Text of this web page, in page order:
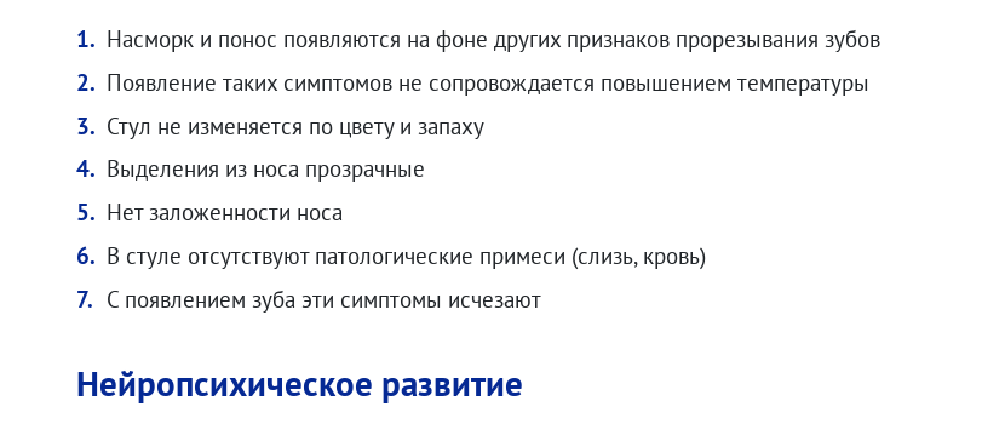
Насморк и понос появляются на фоне других признаков прорезывания зубов
Появление таких симптомов не сопровождается повышением температуры
Стул не изменяется по цвету и запаху
Выделения из носа прозрачные
Нет заложенности носа
В стуле отсутствуют патологические примеси (слизь, кровь)
С появлением зуба эти симптомы исчезают
Нейропсихическое развитие